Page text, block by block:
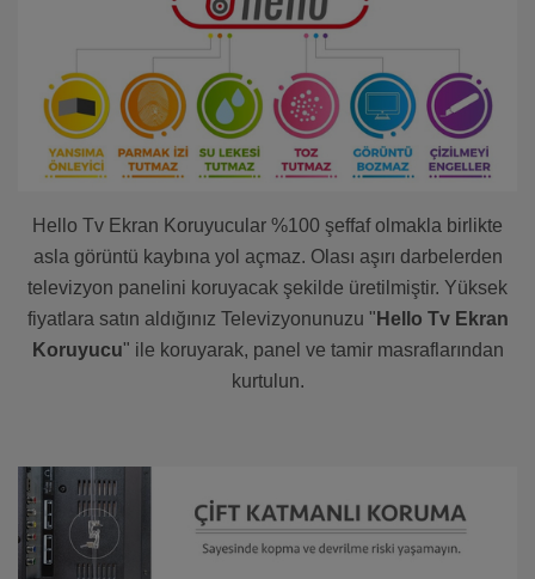
Hello Tv Ekran Koruyucular %100 şeffaf olmakla birlikte
asla görüntü kaybına yol açmaz. Olası aşırı darbelerden
televizyon panelini koruyacak şekilde üretilmiştir. Yüksek
fiyatlara satın aldığınız Televizyonunuzu " Hello Tv Ekran
Koruyucu" ile koruyarak, panel ve tamir masraflarından
kurtulun.